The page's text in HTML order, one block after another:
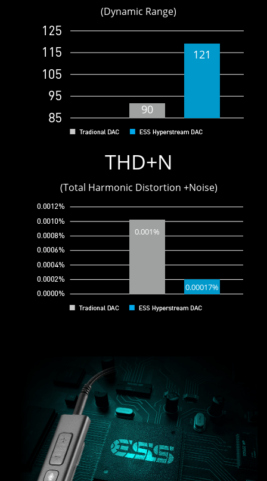
(Dynamic Range)
121
90
THD+N
(Total Harmonic Distortion +Noise)
0.001%
0.00017%